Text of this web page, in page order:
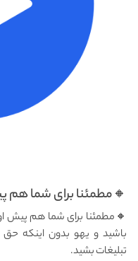
🔸مطمئنا برای شما هم
🔸مطمئنا برای شما هم پیش
باشید و یهو بدون اینکه حق
تبلیغات بشید.